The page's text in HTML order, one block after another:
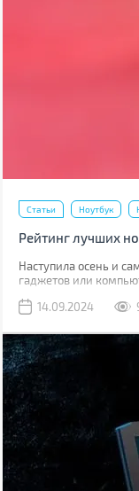
Статьи Ноутбук
Рейтинг лучших
Наступила осень и
гаджетов или
14.09.2024